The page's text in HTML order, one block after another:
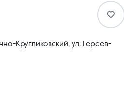
Контакты
Кругликовский, ул. Героев-